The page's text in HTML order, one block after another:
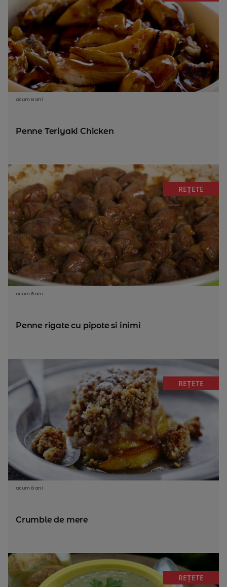
acum 8 ani
Penne Teriyaki Chicken
REȚETE
acum 8 ani
Penne rigate cu pipote si inimi
REȚETE
acum 8 ani
Crumble de mere
REȚETE